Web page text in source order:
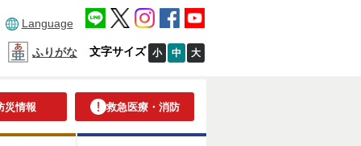
Language
ふりがな 文字サイズ 小 中 大
災情報 救急医療・消防